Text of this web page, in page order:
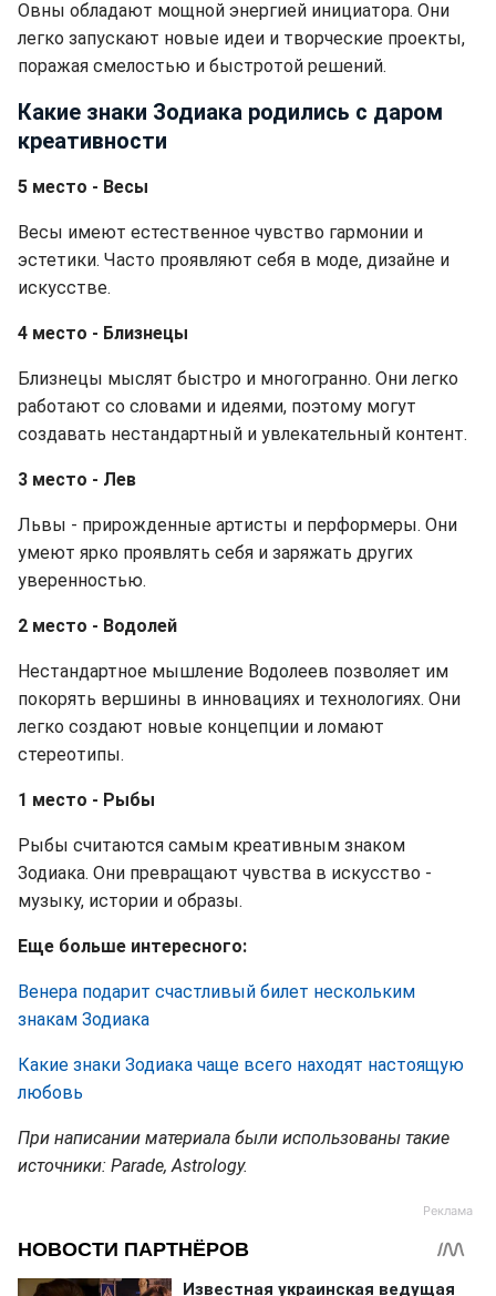
Овны обладают мощной энергией инициатора. Они
легко запускают новые идеи и творческие проекты,
поражая смелостью и быстротой решений.
Какие знаки Зодиака родились с даром
креативности
5 место - Весы
Весы имеют естественное чувство гармонии и
эстетики. Часто проявляют себя в моде, дизайне и
искусстве.
4 место - Близнецы
Близнецы мыслят быстро и многогранно. Они легко
работают со словами и идеями, поэтому могут
создавать нестандартный и увлекательный контент.
3 место - Лев
Львы - прирожденные артисты и перформеры. Они
умеют ярко проявлять себя и заряжать других
уверенностью.
2 место - Водолей
Нестандартное мышление Водолеев позволяет им
покорять вершины в инновациях и технологиях. Они
легко создают новые концепции и ломают
стереотипы.
1 место - Рыбы
Рыбы считаются самым креативным знаком
Зодиака. Они превращают чувства в искусство -
музыку, истории и образы.
Еще больше интересного:
Венера подарит счастливый билет нескольким
знакам Зодиака
Какие знаки Зодиака чаще всего находят настоящую
любовь
При написании материала были использованы такие
источники: Parade, Astrology.